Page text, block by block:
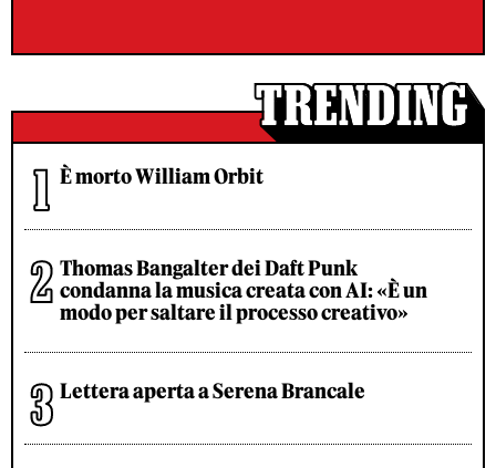
È morto William Orbit
Thomas Bangalter dei Daft Punk
condanna la musica creata con AI: «È un
modo per saltare il processo creativo»
Lettera aperta a Serena Brancale